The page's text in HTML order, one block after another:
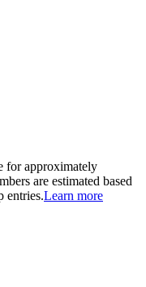
for approximately
are estimated based
entries.Learn more